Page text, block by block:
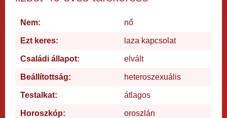
Nem: nő
Ezt keres: laza kapcsolat
Családi állapot: elvált
Beállítottság: heteroszexuális
Testalkat: átlagos
Horoszkóp: oroszlán